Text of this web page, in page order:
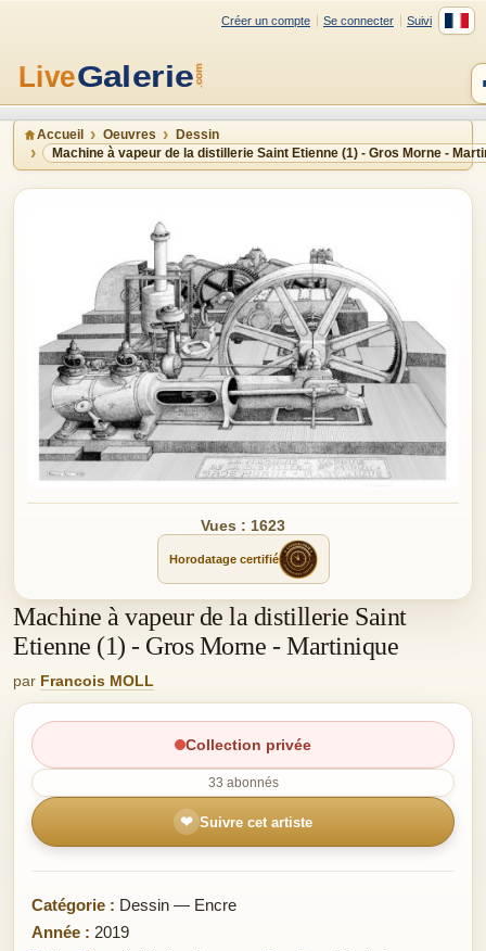
Créer un compte Se connecter Suivi
Accueil Oeuvres
Dessin
Machine à vapeur de la distillerie Saint Etienne (1) - Gros Morne -
Vues : 1623
Horodatage certifié
Machine à vapeur de la distillerie Saint
Etienne (1) - Gros Morne - Martinique
par Francois MOLL
Collection privée
33 abonnés
❤ Suivre cet artiste
Catégorie : Dessin — Encre
Année : 2019